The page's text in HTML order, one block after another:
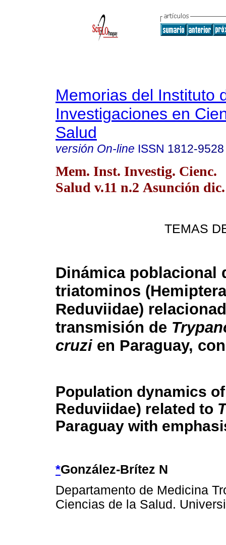
Memorias del Instituto
Investigaciones en
Salud
versión On-line ISSN 1812-9528
Mem. Inst. Investig. Cienc.
Salud v.11 n.2 Asunción
TEMAS
Dinámica poblacional
triatominos
Reduviidae)
transmisión de
cruzi en Paraguay,
Population dynamics
Reduviidae) related to
Paraguay with
*González-Brítez N
Departamento de Medicina
Ciencias de la Salud.